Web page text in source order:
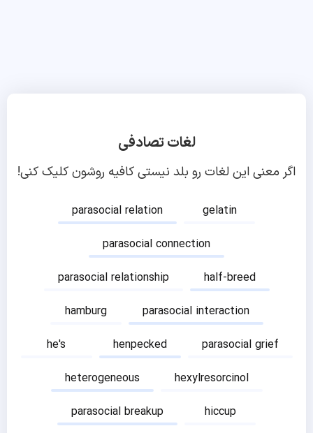
لغات تصادفی
اگر معنی این لغات رو بلد نیستی کافیه روشون کلیک کنی!
parasocial relation
gelatin
parasocial connection
parasocial relationship
half-breed
hamburg
parasocial interaction
he's
henpecked
parasocial grief
heterogeneous
hexylresorcinol
parasocial breakup
hiccup